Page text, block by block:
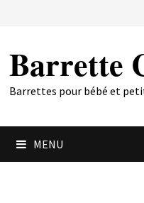
Barrette
Barrettes pour bébé et
MENU